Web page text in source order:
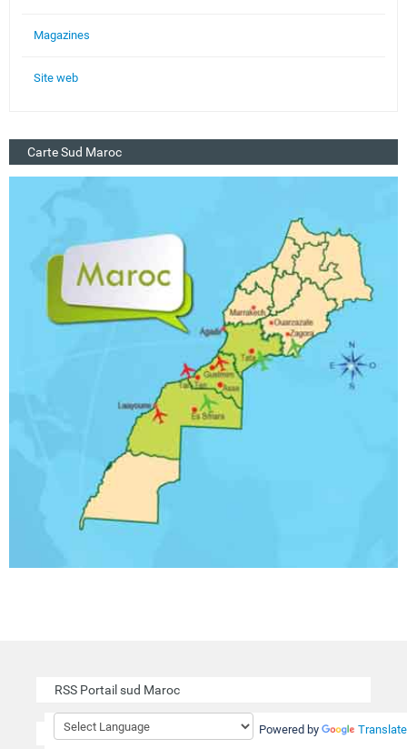
Magazines
Site web
Carte Sud Maroc
Powered by Translate
RSS Portail sud Maroc
Actualités Article de la région Tourisme au Maroc